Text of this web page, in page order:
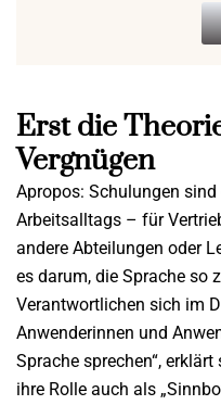
Erst die
Vergnügen
Apropos: Schulungen
Arbeitsalltags – für
andere Abteilungen oder
es darum, die Sprache so
Verantwortlichen sich im
Anwenderinnen und
Sprache sprechen“,
ihre Rolle auch als